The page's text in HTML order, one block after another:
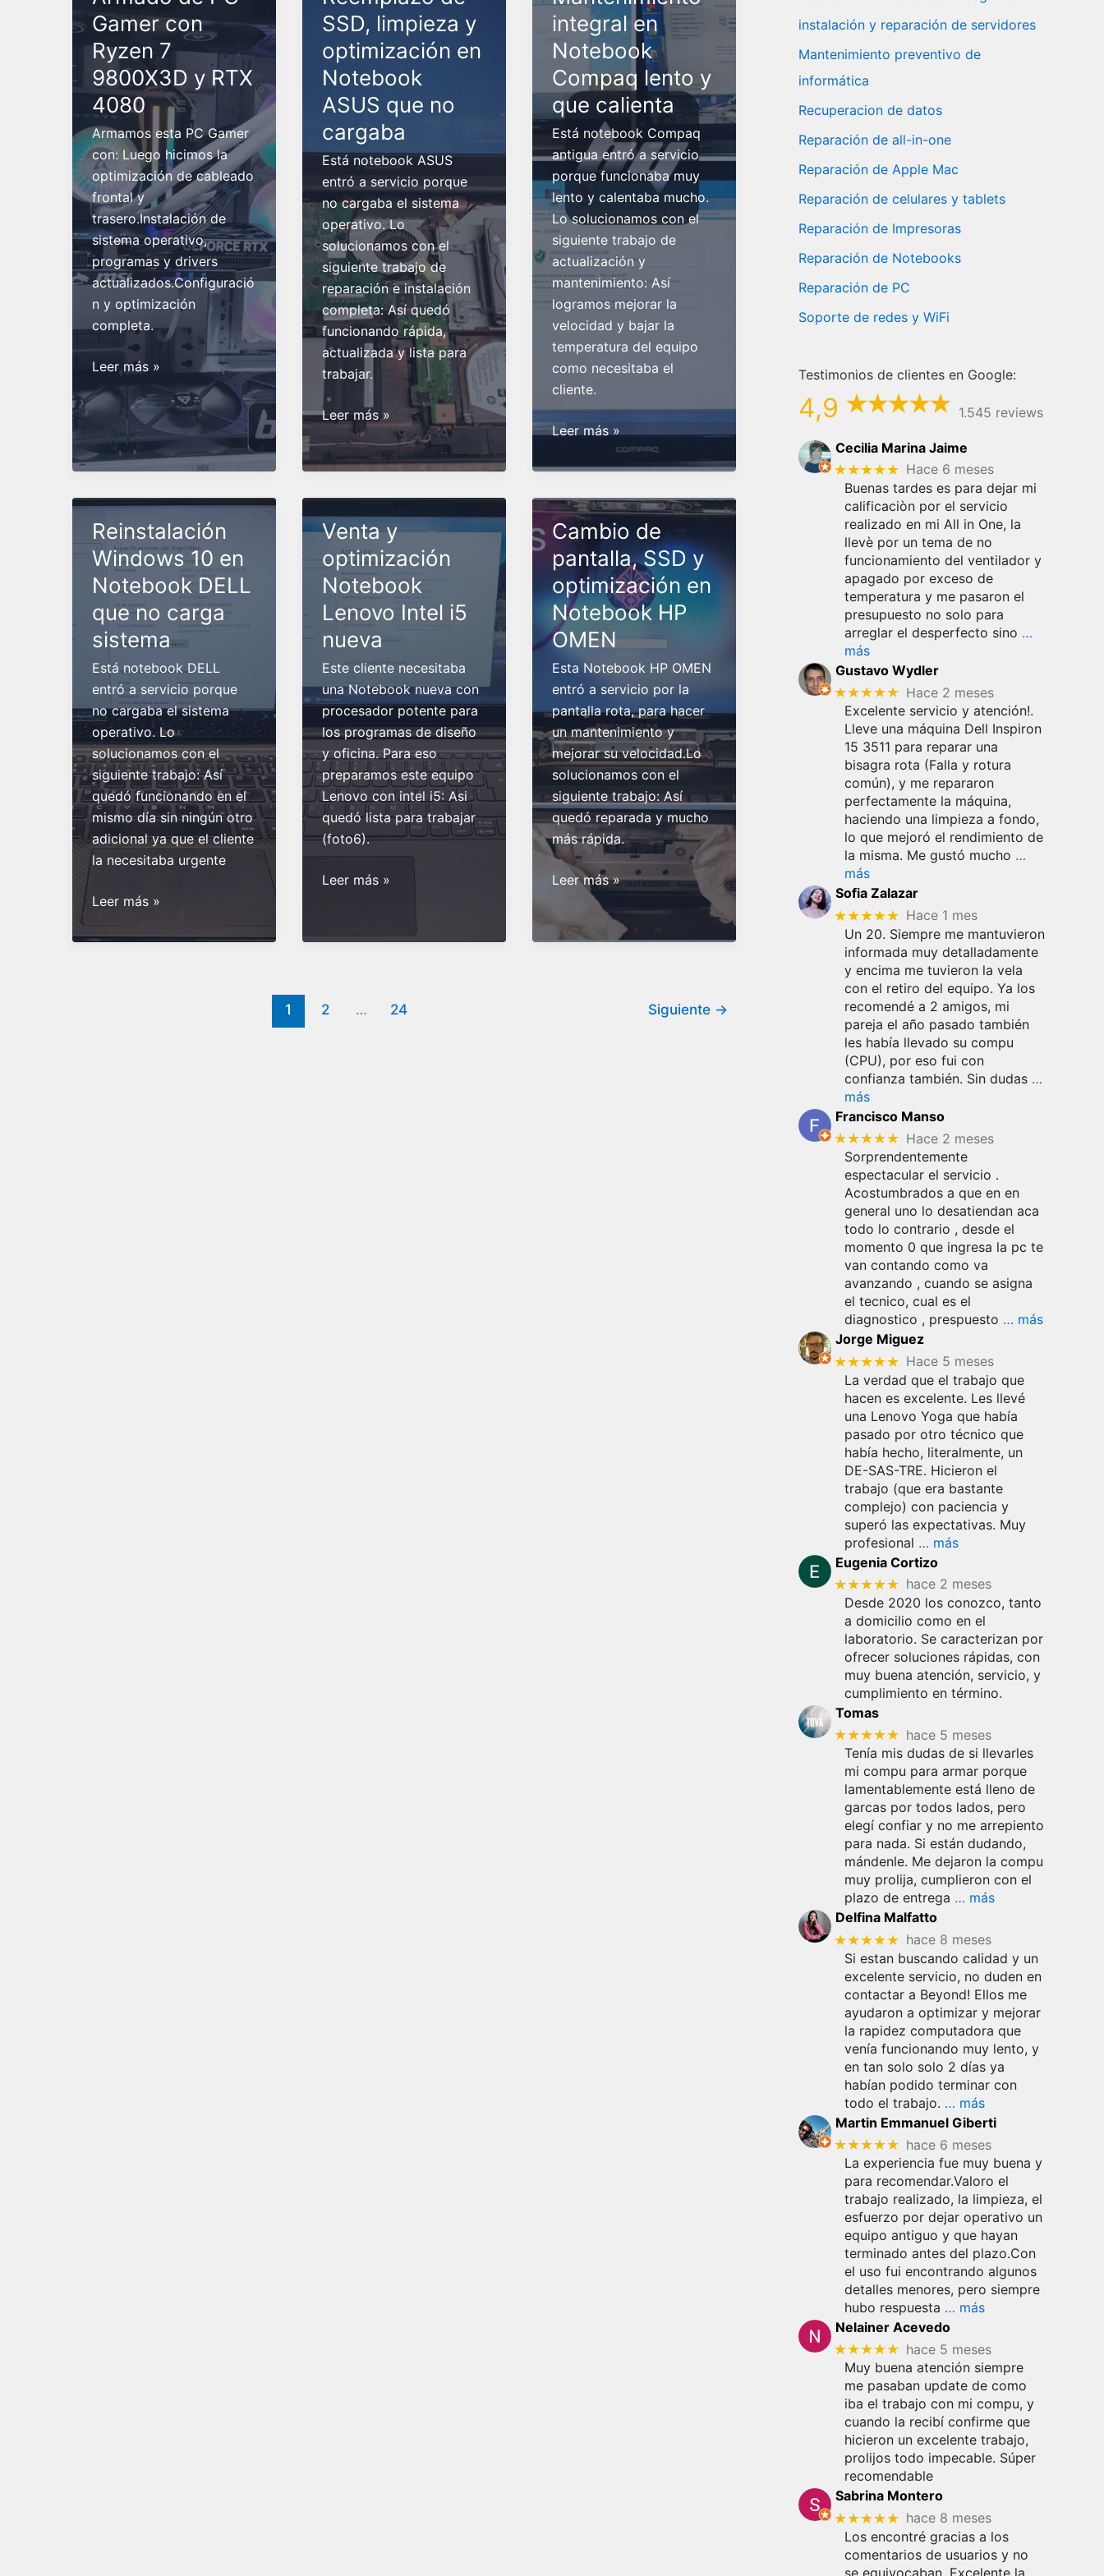
Gamer con
Ryzen 7
9800X3D y RTX
4080
Armamos esta PC Gamer
con: Luego hicimos la
optimización de cableado
frontal y
trasero.Instalación de
sistema operativo,
programas y drivers
actualizados.Configuració
n y optimización
completa.
Armado
de
PC
con
Ryzen
7
y
RTX
4080
Leer más »
SSD, limpieza y
optimización en
Notebook
ASUS que no
cargaba
Está notebook ASUS
entró a servicio porque
no cargaba el sistema
operativo. Lo
solucionamos con el
siguiente trabajo de
reparación e instalación
completa: Así quedó
funcionando rápida,
actualizada y lista para
trabajar.
Reemplazo
SSD,
y
optimización
en
Notebook
ASUS
que
cargaba
Leer más »
integral en
Notebook
Compaq lento y
que calienta
Está notebook Compaq
antigua entró a servicio
porque funcionaba muy
lento y calentaba mucho.
Lo solucionamos con el
siguiente trabajo de
actualización y
mantenimiento: Así
logramos mejorar la
velocidad y bajar la
temperatura del equipo
como necesitaba el
cliente.
Mantenimiento
en
Notebook
Compaq
lento
y
que
calienta
Leer más »
Reinstalación
Windows 10 en
Notebook DELL
que no carga
sistema
Está notebook DELL
entró a servicio porque
no cargaba el sistema
operativo. Lo
solucionamos con el
siguiente trabajo: Así
quedó funcionando en el
mismo día sin ningún otro
adicional ya que el cliente
la necesitaba urgente
Reinstalación
10
Leer más »
Venta y
optimización
Notebook
Lenovo Intel i5
nueva
Este cliente necesitaba
una Notebook nueva con
procesador potente para
los programas de diseño
y oficina. Para eso
preparamos este equipo
Lenovo con intel i5: Asi
quedó lista para trabajar
(foto6).
Venta
Notebook
i5
Leer más »
Cambio de
pantalla, SSD y
optimización en
Notebook HP
OMEN
Esta Notebook HP OMEN
entró a servicio por la
pantalla rota, para hacer
un mantenimiento y
mejorar su velocidad.Lo
solucionamos con el
siguiente trabajo: Así
quedó reparada y mucho
más rápida.
Cambio
pantalla,
SSD
Leer más »
1 2 … 24 Siguiente →
instalación y reparación de servidores
Mantenimiento preventivo de
informática
Recuperacion de datos
Reparación de all-in-one
Reparación de Apple Mac
Reparación de celulares y tablets
Reparación de Impresoras
Reparación de Notebooks
Reparación de PC
Soporte de redes y WiFi
Testimonios de clientes en Google:
4,9 1.545 reviews
Cecilia Marina Jaime
★★★★★ Hace 6 meses
Buenas tardes es para dejar mi
calificaciòn por el servicio
realizado en mi All in One, la
llevè por un tema de no
funcionamiento del ventilador y
apagado por exceso de
temperatura y me pasaron el
presupuesto no solo para
arreglar el desperfecto sino …
más
Gustavo Wydler
★★★★★ Hace 2 meses
Excelente servicio y atención!.
Lleve una máquina Dell Inspiron
15 3511 para reparar una
bisagra rota (Falla y rotura
común), y me repararon
perfectamente la máquina,
haciendo una limpieza a fondo,
lo que mejoró el rendimiento de
la misma. Me gustó mucho …
más
Sofia Zalazar
★★★★★ Hace 1 mes
Un 20. Siempre me mantuvieron
informada muy detalladamente
y encima me tuvieron la vela
con el retiro del equipo. Ya los
recomendé a 2 amigos, mi
pareja el año pasado también
les había llevado su compu
(CPU), por eso fui con
confianza también. Sin dudas …
más
Francisco Manso
★★★★★ Hace 2 meses
Sorprendentemente
espectacular el servicio .
Acostumbrados a que en en
general uno lo desatiendan aca
todo lo contrario , desde el
momento 0 que ingresa la pc te
van contando como va
avanzando , cuando se asigna
el tecnico, cual es el
diagnostico , prespuesto … más
Jorge Miguez
★★★★★ Hace 5 meses
La verdad que el trabajo que
hacen es excelente. Les llevé
una Lenovo Yoga que había
pasado por otro técnico que
había hecho, literalmente, un
DE-SAS-TRE. Hicieron el
trabajo (que era bastante
complejo) con paciencia y
superó las expectativas. Muy
profesional … más
Eugenia Cortizo
★★★★★ hace 2 meses
Desde 2020 los conozco, tanto
a domicilio como en el
laboratorio. Se caracterizan por
ofrecer soluciones rápidas, con
muy buena atención, servicio, y
cumplimiento en término.
Tomas
★★★★★ hace 5 meses
Tenía mis dudas de si llevarles
mi compu para armar porque
lamentablemente está lleno de
garcas por todos lados, pero
elegí confiar y no me arrepiento
para nada. Si están dudando,
mándenle. Me dejaron la compu
muy prolija, cumplieron con el
plazo de entrega … más
Delfina Malfatto
★★★★★ hace 8 meses
Si estan buscando calidad y un
excelente servicio, no duden en
contactar a Beyond! Ellos me
ayudaron a optimizar y mejorar
la rapidez computadora que
venía funcionando muy lento, y
en tan solo solo 2 días ya
habían podido terminar con
todo el trabajo. … más
Martin Emmanuel Giberti
★★★★★ hace 6 meses
La experiencia fue muy buena y
para recomendar.Valoro el
trabajo realizado, la limpieza, el
esfuerzo por dejar operativo un
equipo antiguo y que hayan
terminado antes del plazo.Con
el uso fui encontrando algunos
detalles menores, pero siempre
hubo respuesta … más
Nelainer Acevedo
★★★★★ hace 5 meses
Muy buena atención siempre
me pasaban update de como
iba el trabajo con mi compu, y
cuando la recibí confirme que
hicieron un excelente trabajo,
prolijos todo impecable. Súper
recomendable
Sabrina Montero
★★★★★ hace 8 meses
Los encontré gracias a los
comentarios de usuarios y no
se equivocaban. Excelente la